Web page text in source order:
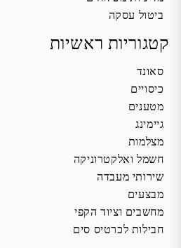
ביטול עסקה
קטגוריות ראשיות
סאונד
כיסויים
מטענים
גיימינג
מצלמות
חשמל ואלקטרוניקה
שירותי מעבדה
מבצעים
מחשבים וציוד הקפי
חבילות לכרטיס סים